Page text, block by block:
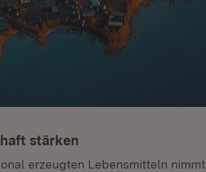
stärken
erzeugten Lebensmitteln nimmt